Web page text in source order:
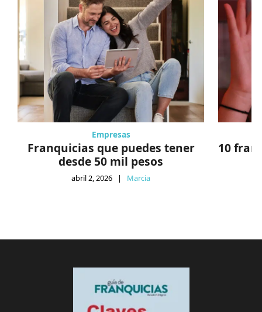
Empresas
Franquicias que puedes tener
desde 50 mil pesos
abril 2, 2026 | Marcia
10